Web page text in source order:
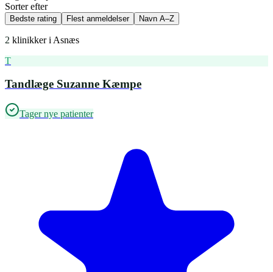
Sorter efter
Bedste rating Flest anmeldelser Navn A–Z
2 klinikker i Asnæs
T
Tandlæge Suzanne Kæmpe
Tager nye patienter